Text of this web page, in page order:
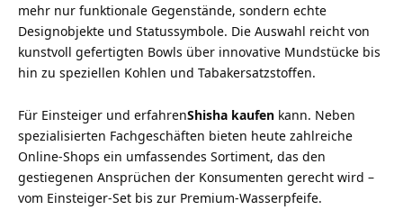
mehr nur funktionale Gegenstände, sondern echte
Designobjekte und Statussymbole. Die Auswahl reicht von
kunstvoll gefertigten Bowls über innovative Mundstücke bis
hin zu speziellen Kohlen und Tabakersatzstoffen.
Für Einsteiger und erfahrenShisha kaufen kann. Neben
spezialisierten Fachgeschäften bieten heute zahlreiche
Online-Shops ein umfassendes Sortiment, das den
gestiegenen Ansprüchen der Konsumenten gerecht wird –
vom Einsteiger-Set bis zur Premium-Wasserpfeife.